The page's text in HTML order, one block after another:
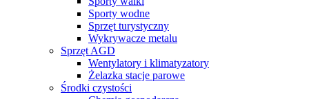
Sporty wodne
Sprzęt turystyczny
Wykrywacze metalu
Sprzęt AGD
Wentylatory i klimatyzatory
Żelazka stacje parowe
Środki czystości